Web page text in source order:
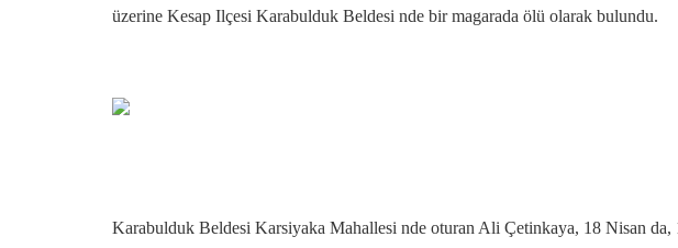
üzerine Kesap Ilçesi Karabulduk Beldesi nde bir magarada ölü olarak bulundu.
Karabulduk Beldesi Karsiyaka Mahallesi nde oturan Ali Çetinkaya, 18 Nisan